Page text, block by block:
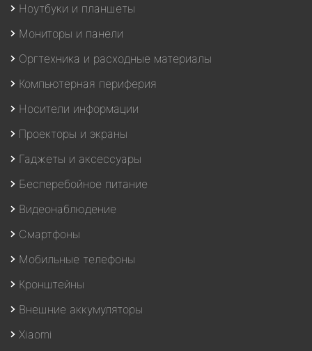
Ноутбуки и планшеты
Мониторы и панели
Оргтехника и расходные материалы
Компьютерная периферия
Носители информации
Проекторы и экраны
Гаджеты и аксессуары
Бесперебойное питание
Видеонаблюдение
Смартфоны
Мобильные телефоны
Кронштейны
Внешние аккумуляторы
Xiaomi